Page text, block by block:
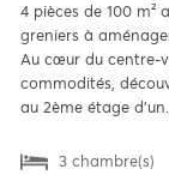
4 pièces de 100
greniers à
Au cœur du centre-
commodités,
au 2ème étage
3 chambre(s)